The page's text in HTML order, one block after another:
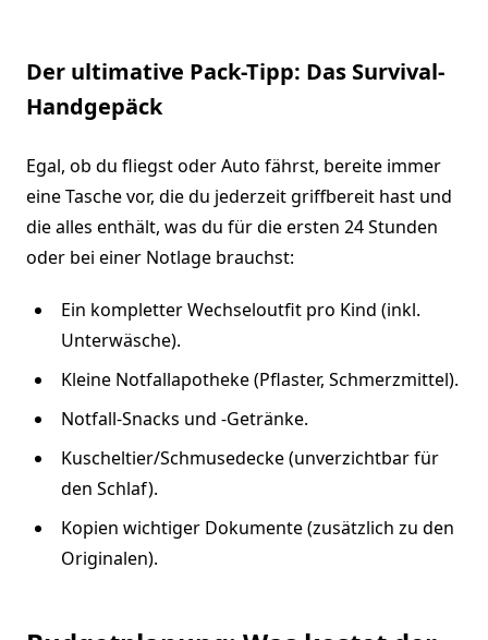
Der ultimative Pack-Tipp: Das Survival-
Handgepäck
Egal, ob du fliegst oder Auto fährst, bereite immer
eine Tasche vor, die du jederzeit griffbereit hast und
die alles enthält, was du für die ersten 24 Stunden
oder bei einer Notlage brauchst:
Ein kompletter Wechseloutfit pro Kind (inkl.
Unterwäsche).
Kleine Notfallapotheke (Pflaster, Schmerzmittel).
Notfall-Snacks und -Getränke.
Kuscheltier/Schmusedecke (unverzichtbar für
den Schlaf).
Kopien wichtiger Dokumente (zusätzlich zu den
Originalen).